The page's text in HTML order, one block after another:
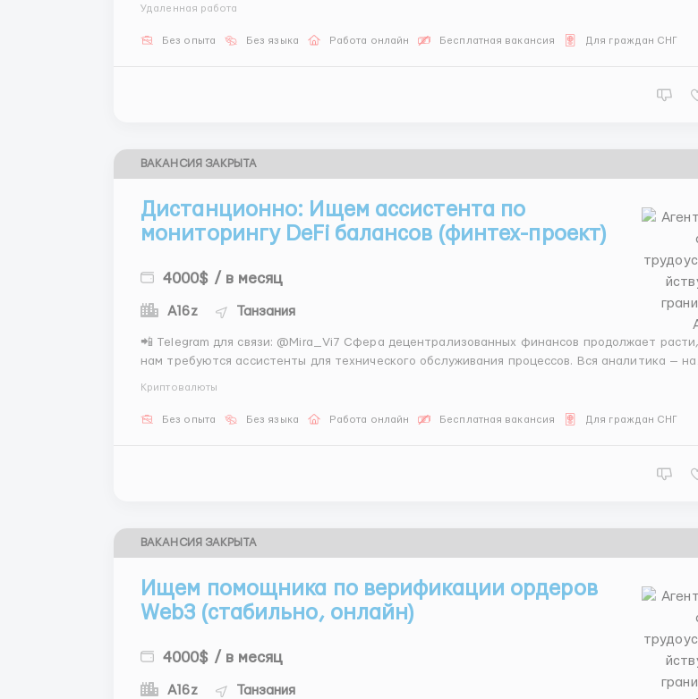
Удаленная работа
Без опыта Без языка Работа онлайн Бесплатная вакансия Для граждан СНГ
ВАКАНСИЯ ЗАКРЫТА
Дистанционно: Ищем ассистента по
мониторингу DeFi балансов (финтех-проект)
4000$ / в месяц
A16z Танзания
📲 Telegram для связи: @Mira_Vi7 Сфера децентрализованных финансов продолжает расти, и
нам требуются ассистенты для технического обслуживания процессов. Вся аналитика — на
Криптовалюты
Без опыта Без языка Работа онлайн Бесплатная вакансия Для граждан СНГ
ВАКАНСИЯ ЗАКРЫТА
Ищем помощника по верификации ордеров
Web3 (стабильно, онлайн)
4000$ / в месяц
A16z Танзания